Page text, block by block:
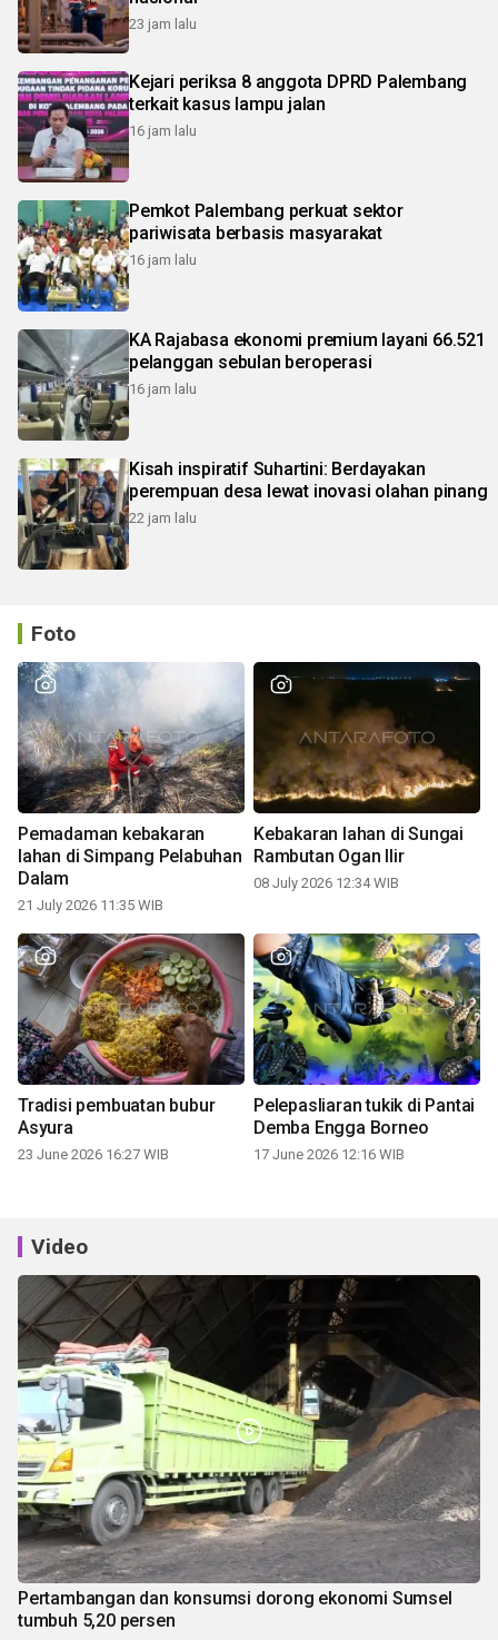
23 jam lalu
Kejari periksa 8 anggota DPRD Palembang
terkait kasus lampu jalan
16 jam lalu
Pemkot Palembang perkuat sektor
pariwisata berbasis masyarakat
16 jam lalu
KA Rajabasa ekonomi premium layani 66.521
pelanggan sebulan beroperasi
16 jam lalu
Kisah inspiratif Suhartini: Berdayakan
perempuan desa lewat inovasi olahan pinang
22 jam lalu
Foto
Pemadaman kebakaran
lahan di Simpang Pelabuhan
Dalam
21 July 2026 11:35 WIB
Kebakaran lahan di Sungai
Rambutan Ogan Ilir
08 July 2026 12:34 WIB
Tradisi pembuatan bubur
Asyura
23 June 2026 16:27 WIB
Pelepasliaran tukik di Pantai
Demba Engga Borneo
17 June 2026 12:16 WIB
Video
Pertambangan dan konsumsi dorong ekonomi Sumsel
tumbuh 5,20 persen